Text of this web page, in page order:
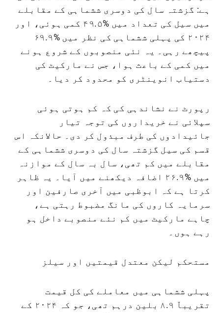
ہے: گزشتہ سال کی دوسری ششماہی کے مقابلے
میں سیل کی تعداد میں %۴۹.۵ کمی ہوئی، اور
۲۰۲۴ کی پہلی ششماہی کی نظر میں %۶۹.۹
پیچھے رہی۔ یہ نئی منصوبوں کے شروع ہونے
میں کمی کے باعث ہوا، جس نے مارکیٹ کی
دستیاب انوینٹری کو محدود کر دیا۔
رپورٹ نے نشاندہی کی کہ کم ہوتی ہوئی
سپلائی نے خریداروں کی توجہ تیار
جائیدادوں کی طرف مبذول کر دی۔ حالانکہ اس
قسم کی سیل گزشتہ سال کی دوسری ششماہی کے
مقابلے میں کم تھی، سال بہ سال کے موازنہ
میں %۲۶.۹ اضافہ دیکھنے میں آیا۔ یہ ظاہر
کرتا ہے کہ ابوظبی میں آخری صارفین اور
سرمایہ کاروں کی مانگ مضبوط رہتی ہے،
چاہے مارکیٹ میں کم نئے منصوبے داخل ہو
رہے ہوں۔
مستحکم لیکن معتدل قیمتیں اور سیلز
پہلی ششماہی میں معاملے کی کل قیمت
تقریباّ ۸.۹ بلین درہم تھی، جو کہ ۲۰۲۴ کے